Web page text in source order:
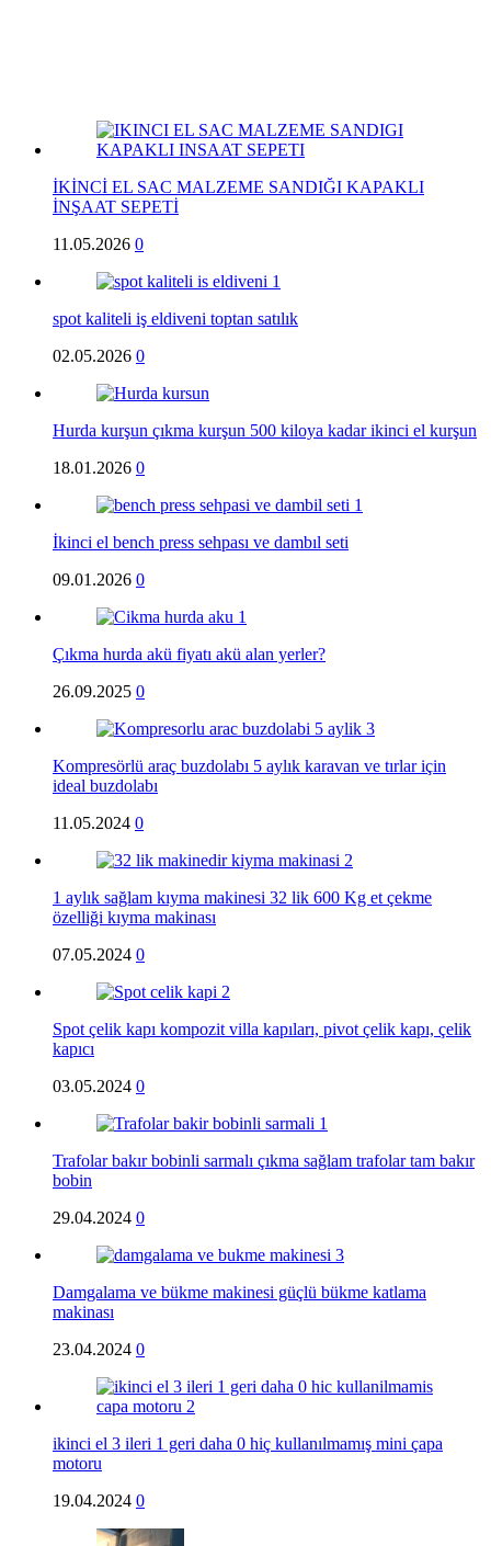
İKİNCİ EL SAC MALZEME SANDIĞI KAPAKLI
İNŞAAT SEPETİ
11.05.2026 0
spot kaliteli iş eldiveni toptan satılık
02.05.2026 0
Hurda kurşun çıkma kurşun 500 kiloya kadar ikinci el kurşun
18.01.2026 0
İkinci el bench press sehpası ve dambıl seti
09.01.2026 0
Çıkma hurda akü fiyatı akü alan yerler?
26.09.2025 0
Kompresörlü araç buzdolabı 5 aylık karavan ve tırlar için
ideal buzdolabı
11.05.2024 0
1 aylık sağlam kıyma makinesi 32 lik 600 Kg et çekme
özelliği kıyma makinası
07.05.2024 0
Spot çelik kapı kompozit villa kapıları, pivot çelik kapı, çelik
kapıcı
03.05.2024 0
Trafolar bakır bobinli sarmalı çıkma sağlam trafolar tam bakır
bobin
29.04.2024 0
Damgalama ve bükme makinesi güçlü bükme katlama
makinası
23.04.2024 0
ikinci el 3 ileri 1 geri daha 0 hiç kullanılmamış mini çapa
motoru
19.04.2024 0